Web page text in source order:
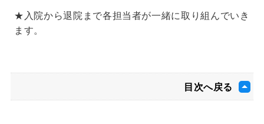
★入院から退院まで各担当者が一緒に取り組んでいき
ます。
目次へ戻る